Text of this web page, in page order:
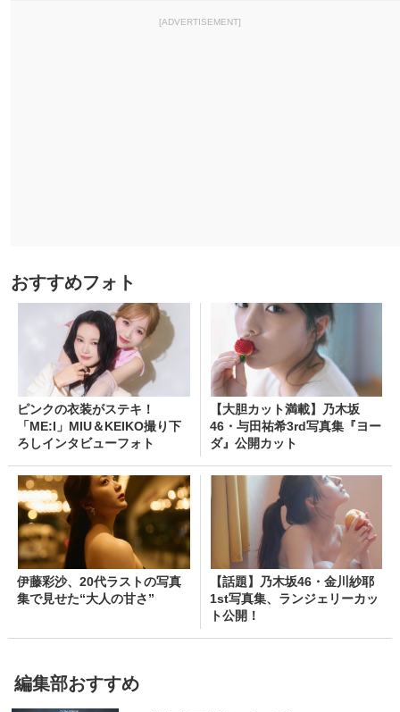
[ADVERTISEMENT]
おすすめフォト
ピンクの衣装がステキ！
「ME:I」MIU＆KEIKO撮り下
ろしインタビューフォト
【大胆カット満載】乃木坂
46・与田祐希3rd写真集『ヨー
ダ』公開カット
伊藤彩沙、20代ラストの写真
集で見せた“大人の甘さ”
【話題】乃木坂46・金川紗耶
1st写真集、ランジェリーカッ
ト公開！
編集部おすすめ